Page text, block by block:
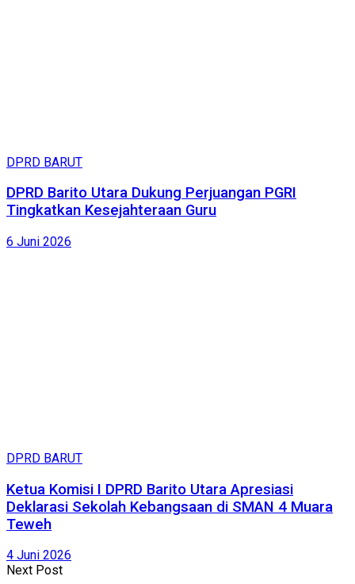
DPRD BARUT
DPRD Barito Utara Dukung Perjuangan PGRI
Tingkatkan Kesejahteraan Guru
6 Juni 2026
DPRD BARUT
Ketua Komisi I DPRD Barito Utara Apresiasi
Deklarasi Sekolah Kebangsaan di SMAN 4 Muara
Teweh
4 Juni 2026
Next Post